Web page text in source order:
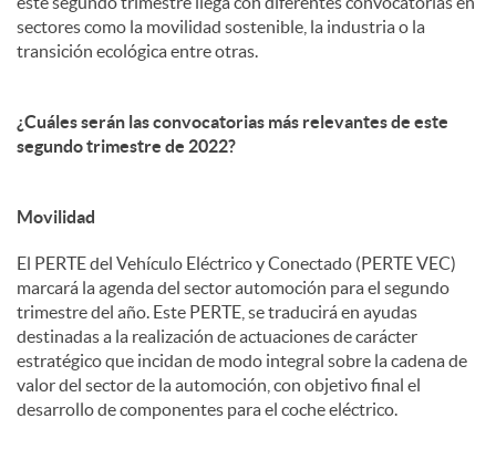
s
sectores como la movilidad sostenible, la industria o la
transición ecológica entre otras.
¿Cuáles serán las convocatorias más relevantes de este
segundo trimestre de 2022?
Movilidad
El PERTE del Vehículo Eléctrico y Conectado (PERTE VEC)
marcará la agenda del sector automoción para el segundo
trimestre del año. Este PERTE, se traducirá en ayudas
destinadas a la realización de actuaciones de carácter
estratégico que incidan de modo integral sobre la cadena de
valor del sector de la automoción, con objetivo final el
desarrollo de componentes para el coche eléctrico.